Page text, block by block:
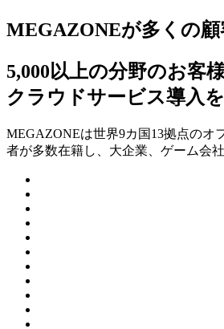
MEGAZONEが多くの
5,000以上の分野のお客
クラウドサービス導入
MEGAZONEは世界9カ国13拠点のオ
者が多数在籍し、⼤企業、ゲーム会